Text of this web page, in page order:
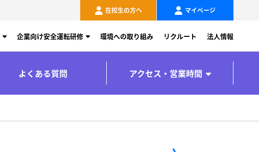
在校生の方へ マイページ
企業向け安全運転研修 環境への取り組み リクルート 法人情報
よくある質問 アクセス・営業時間